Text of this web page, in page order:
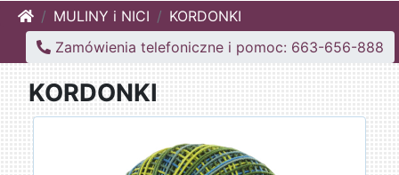
HomeMULINY i NICI
KORDONKI
Zamówienia telefoniczne i pomoc: 663-656-888
KORDONKI